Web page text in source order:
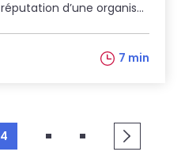
d’une organis...
7 min
4